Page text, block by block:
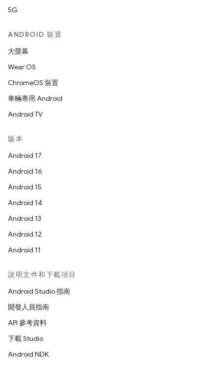
5G
ANDROID 裝置
大螢幕
Wear OS
ChromeOS 裝置
車輛專用 Android
Android TV
版本
Android 17
Android 16
Android 15
Android 14
Android 13
Android 12
Android 11
說明文件和下載項目
Android Studio 指南
開發人員指南
API 參考資料
下載 Studio
Android NDK